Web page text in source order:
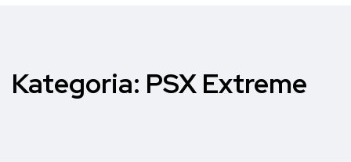
Kategoria: PSX Extreme